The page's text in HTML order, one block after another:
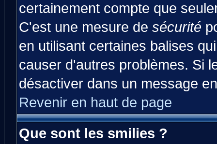
certainement compte que
C'est une mesure de sécurité
en utilisant certaines balises
causer d'autres problèmes. Si
désactiver dans un message
Revenir en haut de page
Que sont les smilies ?